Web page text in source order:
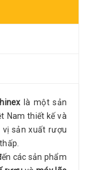
là một sản
Nam thiết kế và
sản xuất rượu
các sản phẩm